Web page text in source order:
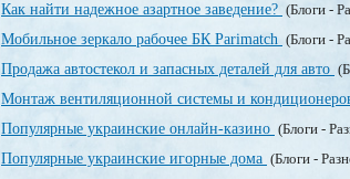
Как найти надежное азартное заведение? (Блоги -
Мобильное зеркало рабочее БК Parimatch (Блоги -
Продажа автостекол и запасных деталей для авто
Монтаж вентиляционной системы и
Популярные украинские онлайн-казино (Блоги -
Популярные украинские игорные дома (Блоги -